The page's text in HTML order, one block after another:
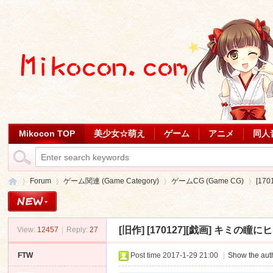
Mikocon TOP 美少女☆萌え ゲーム アニメ 同人
»
Forum
›
ゲーム関連 (Game Category)
›
ゲームCG (Game CG)
›
View: 12457 Reply: 27 [旧作] [170127][戯画] キミの瞳に
FTW Post time 2017-1-29 21:00 Show the